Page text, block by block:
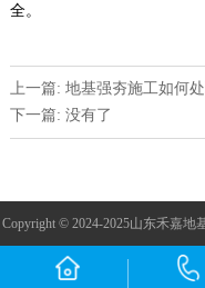
全。
上一篇: 地基强夯施工如何
下一篇: 没有了
Copyright © 2024-2025山东禾嘉